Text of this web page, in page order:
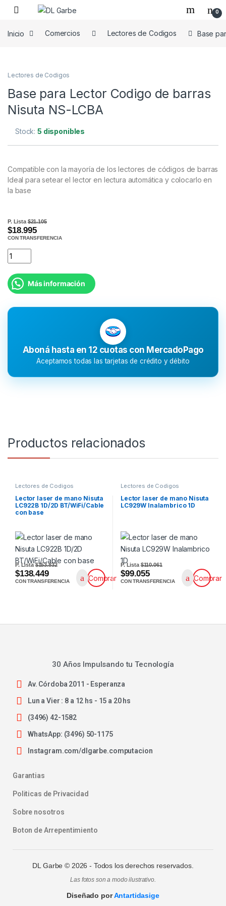
0
Inicio Comercios Lectores de Codigos Base
Lectores de Codigos
Base para Lector Codigo de barras
Nisuta NS-LCBA
Stock:5 disponibles
Compatible con la mayoría de los lectores de códigos de barras
Ideal para setear el lector en lectura automática y colocarlo en
la base
P. Lista$21.105
$18.995
CON TRANSFERENCIA
Más información
Aboná hasta en 12 cuotas con MercadoPago
Aceptamos todas las tarjetas de crédito y débito
Productos relacionados
Lectores de Codigos
Lector laser de mano Nisuta
LC922B 1D/2D BT/WiFi/Cable
con base
P. Lista$153.832
$138.449
CON TRANSFERENCIA Comprar
Lectores de Codigos
Lector laser de mano Nisuta
LC929W Inalambrico 1D
P. Lista$110.061
$99.055
CON TRANSFERENCIA Comprar
30 Años Impulsando tu Tecnología
Av. Córdoba 2011 - Esperanza
Lun a Vier : 8 a 12 hs - 15 a 20 hs
(3496) 42-1582
WhatsApp: (3496) 50-1175
Instagram.com/dlgarbe.computacion
Garantias
Politicas de Privacidad
Sobre nosotros
Boton de Arrepentimiento
DL Garbe © 2026 - Todos los derechos reservados.
Las fotos son a modo ilustrativo.
Diseñado porAntartidasige